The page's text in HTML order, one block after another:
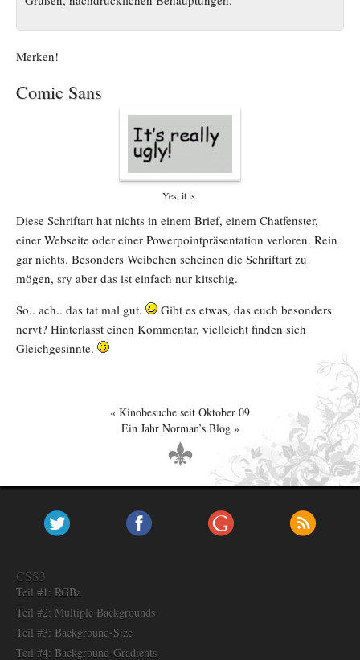
Merken!
Comic Sans
Yes, it is.
Diese Schriftart hat nichts in einem Brief, einem Chatfenster,
einer Webseite oder einer Powerpointpräsentation verloren. Rein
gar nichts. Besonders Weibchen scheinen die Schriftart zu
mögen, sry aber das ist einfach nur kitschig.
So.. ach.. das tat mal gut.
Gibt es etwas, das euch besonders
nervt? Hinterlasst einen Kommentar, vielleicht finden sich
Gleichgesinnte.
Kinobesuche seit Oktober 09
Ein Jahr Norman’s Blog
CSS3
Teil #1: RGBa
Teil #2: Multiple Backgrounds
Teil #3: Background-Size
Teil #4: Background-Gradients